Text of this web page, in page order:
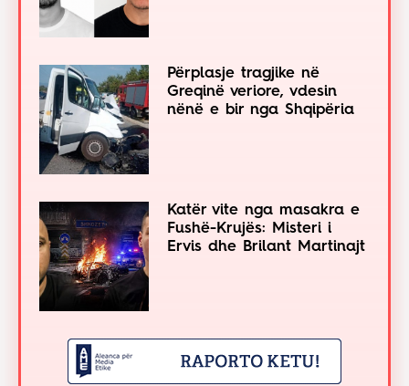
Përplasje tragjike në
Greqinë veriore, vdesin
nënë e bir nga Shqipëria
Katër vite nga masakra e
Fushë-Krujës: Misteri i
Ervis dhe Brilant Martinajt